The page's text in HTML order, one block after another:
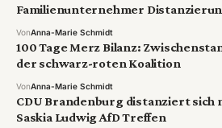
Familienunternehmer
VonAnna-Marie Schmidt
100 Tage Merz Bilanz:
der schwarz-roten Koalition
VonAnna-Marie Schmidt
CDU Brandenburg distanziert sich
Saskia Ludwig AfD Treffen